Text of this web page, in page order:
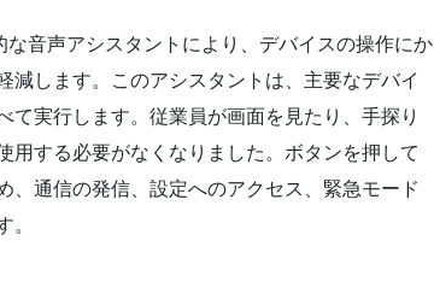
音声アシスタントにより、デバイスの操作にか
減します。このアシスタントは、主要なデバイ
て実行します。従業員が画面を見たり、手探り
用する必要がなくなりました。ボタンを押して
、通信の発信、設定へのアクセス、緊急モード